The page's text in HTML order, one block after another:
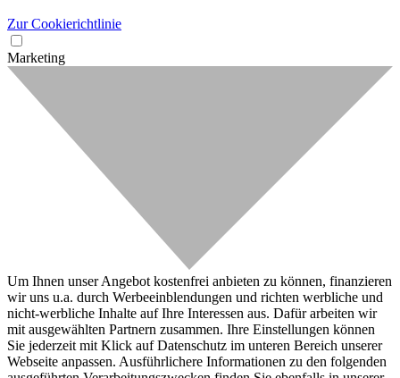
Zur Cookierichtlinie
Marketing
Um Ihnen unser Angebot kostenfrei anbieten zu können, finanzieren
wir uns u.a. durch Werbeeinblendungen und richten werbliche und
nicht-werbliche Inhalte auf Ihre Interessen aus. Dafür arbeiten wir
mit ausgewählten Partnern zusammen. Ihre Einstellungen können
Sie jederzeit mit Klick auf Datenschutz im unteren Bereich unserer
Webseite anpassen. Ausführlichere Informationen zu den folgenden